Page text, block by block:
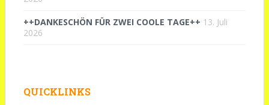
++DANKESCHÖN FÜR ZWEI COOLE TAGE++ 13. Juli
2026
QUICKLINKS